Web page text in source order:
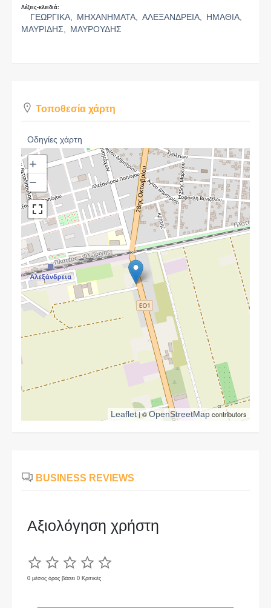
Λέξεις-κλειδιά:
ΓΕΩΡΓΙΚΑ, ΜΗΧΑΝΗΜΑΤΑ, ΑΛΕΞΑΝΔΡΕΙΑ,
ΗΜΑΘΙΑ,
ΜΑΥΡΙΔΗΣ,
ΜΑΥΡΟΥΔΗΣ
Τοποθεσία χάρτη
Οδηγίες χάρτη
+
−
Leaflet| ©OpenStreetMapcontributors
BUSINESS REVIEWS
Αξιολόγηση χρήστη
0 μέσος όρος βάσει 0 Κριτικές